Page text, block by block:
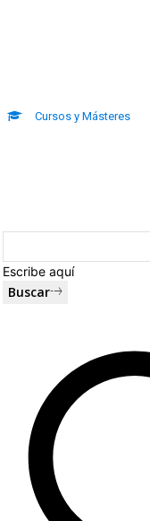
Cursos y Másteres
Escribe aquí
Buscar